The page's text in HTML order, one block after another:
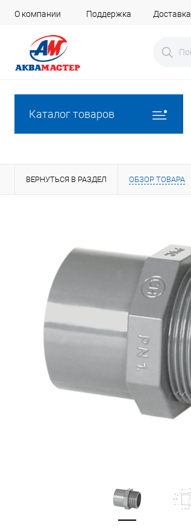
О компании Поддержка Доставка
Каталог товаров
ВЕРНУТЬСЯ В РАЗДЕЛ ОБЗОР ТОВАРА